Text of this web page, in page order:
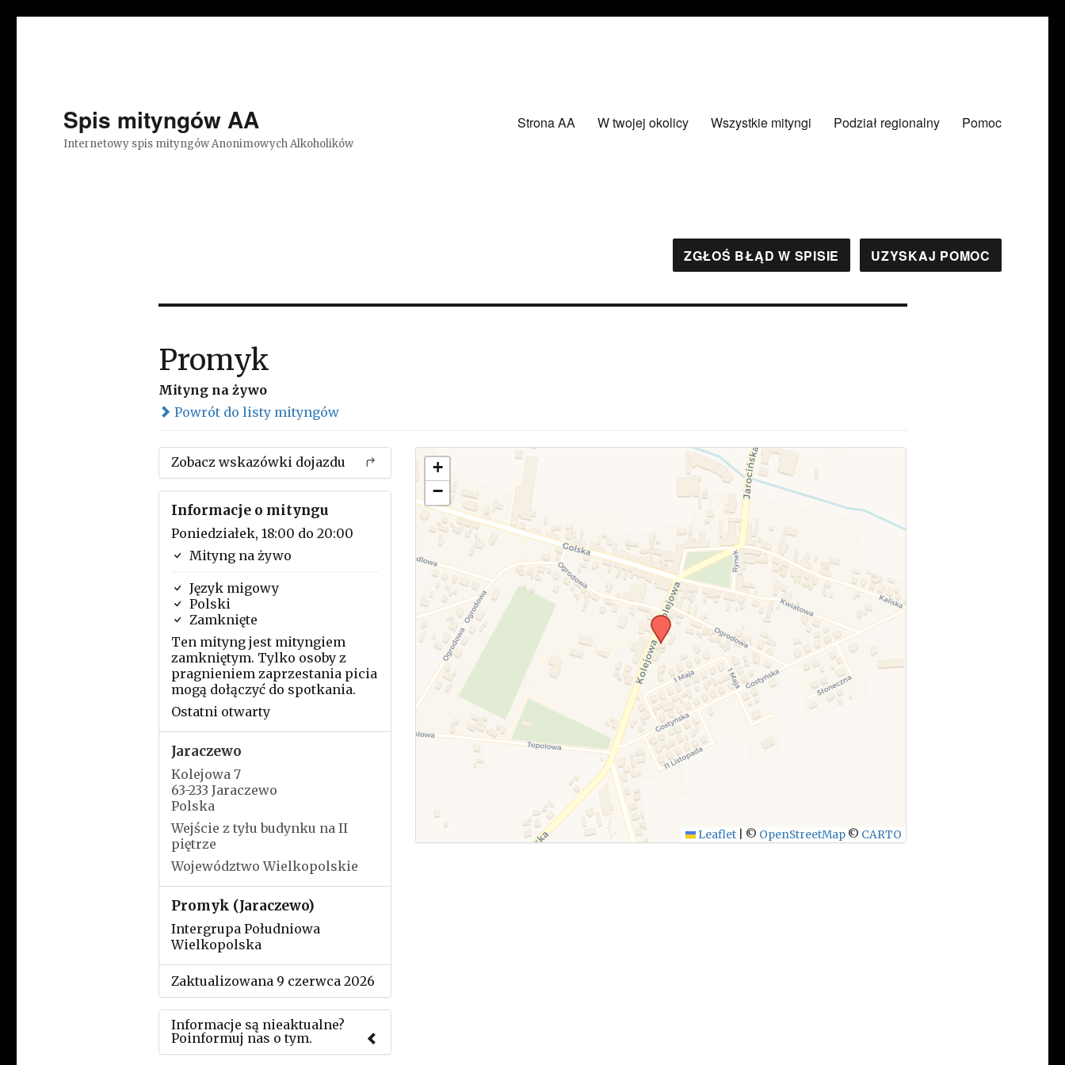
Spis mityngów AA
Internetowy spis mityngów Anonimowych Alkoholików
Strona AA W twojej okolicy Wszystkie mityngi Podział regionalny Pomoc
ZGŁOŚ BŁĄD W SPISIE UZYSKAJ POMOC
Promyk
Mityng na żywo
Powrót do listy mityngów
Zobacz wskazówki dojazdu
Informacje o mityngu
Poniedziałek, 18:00 do 20:00
Mityng na żywo
Język migowy
Polski
Zamknięte
Ten mityng jest mityngiem
zamkniętym. Tylko osoby z
pragnieniem zaprzestania picia
mogą dołączyć do spotkania.
Ostatni otwarty
Jaraczewo
Kolejowa 7
63-233 Jaraczewo
Polska
Wejście z tyłu budynku na II
piętrze
Województwo Wielkopolskie
Promyk (Jaraczewo)
Intergrupa Południowa
Wielkopolska
Zaktualizowana 9 czerwca 2026
Informacje są nieaktualne?
Poinformuj nas o tym.
+
−
Leaflet © OpenStreetMap © CARTO